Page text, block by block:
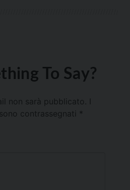
To Say?
non sarà pubblicato.
contrassegnati *